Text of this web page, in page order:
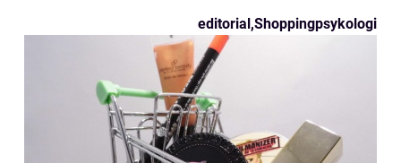
editorial,Shoppingpsykologi